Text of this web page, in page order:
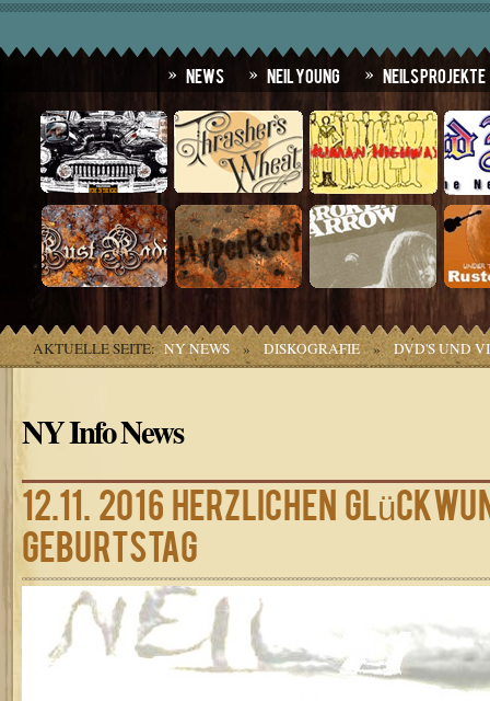
News Neil Young Neils Projekte
AKTUELLE SEITE: NY NEWS » DISKOGRAFIE » DVD'S UND
NY Info News
12.11. 2016 Herzlichen
Geburtstag